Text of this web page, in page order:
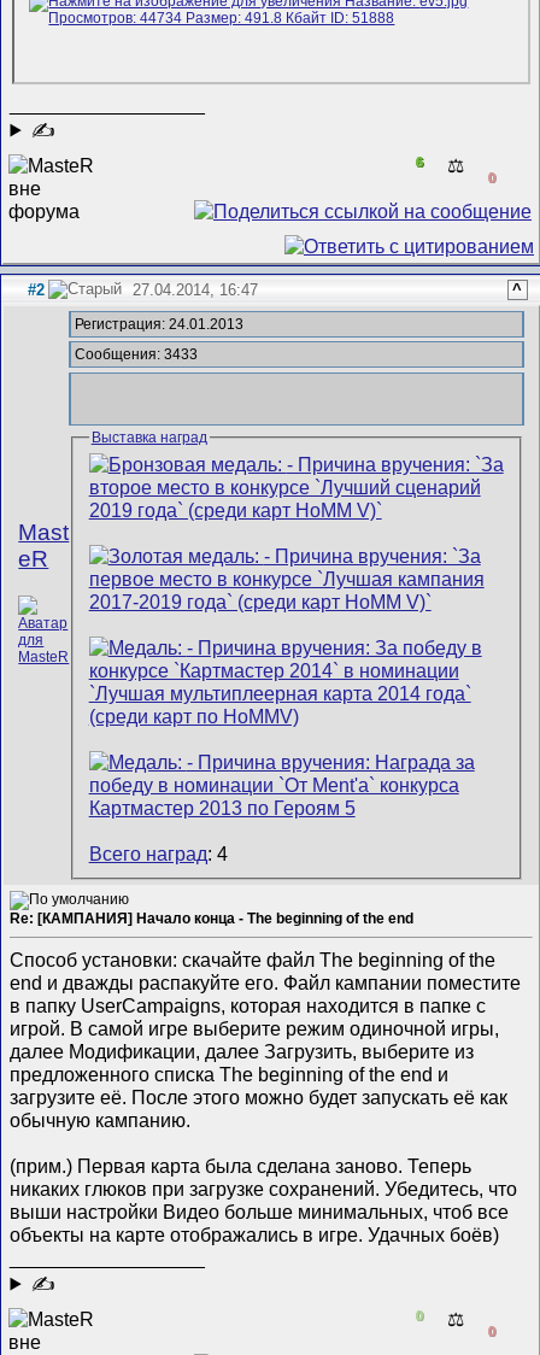
✍
6 ⚖️
0
#2 27.04.2014, 16:47 ^
Mast
eR
Регистрация: 24.01.2013
Сообщения: 3433
Выставка наград
Всего наград: 4
Re: [КАМПАНИЯ] Начало конца - The beginning of the end
Способ установки: скачайте файл The beginning of the
end и дважды распакуйте его. Файл кампании поместите
в папку UserCampaigns, которая находится в папке с
игрой. В самой игре выберите режим одиночной игры,
далее Модификации, далее Загрузить, выберите из
предложенного списка The beginning of the end и
загрузите её. После этого можно будет запускать её как
обычную кампанию.
(прим.) Первая карта была сделана заново. Теперь
никаких глюков при загрузке сохранений. Убедитесь, что
выши настройки Видео больше минимальных, чтоб все
объекты на карте отображались в игре. Удачных боёв)
✍
0 ⚖️
0